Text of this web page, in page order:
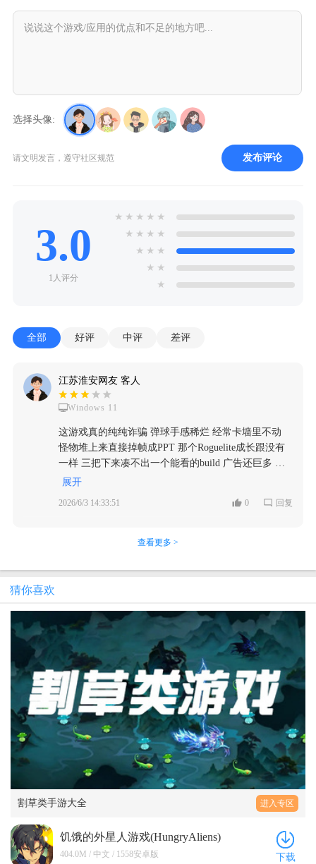
选择头像:
请文明发言，遵守社区规范 发布评论
3.0
1人评分
★ ★ ★ ★ ★
★ ★ ★ ★
★ ★ ★
★ ★
★
全部 好评 中评 差评
江苏淮安网友 客人
Windows 11
这游戏真的纯纯诈骗 弹球手感稀烂 经常卡墙里不动
怪物堆上来直接掉帧成PPT 那个Roguelite成长跟没有
一样 三把下来凑不出一个能看的build 广告还巨多 玩
半小时看十五分钟广告 卸载了 谁玩谁冤种
展开
2026/6/3 14:33:51 0 回复
查看更多 >
猜你喜欢
割草类手游大全 进入专区
饥饿的外星人游戏(HungryAliens)
1558安卓版
404.0M / 中文 / 1558安卓版 下载